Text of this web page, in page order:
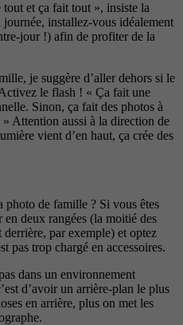
et ça fait tout », insiste la
installez-vous idéalement
jour !) afin de profiter de la
je suggère d’aller dehors si le
le flash ! « Ça fait une
Sinon, ça fait des photos à
Attention aussi à la direction de
vient d’en haut, ça crée des
photo de famille ? Si vous êtes
deux rangées (la moitié des
derrière, par exemple) et optez
pas trop chargé en accessoires.
dans un environnement
d’avoir un arrière-plan le plus
en arrière, plus on met les